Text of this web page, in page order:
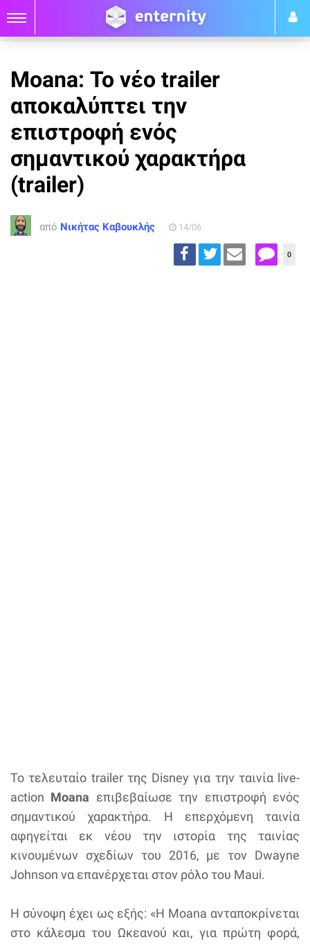
Moana: Το νέο trailer
αποκαλύπτει την
επιστροφή ενός
σημαντικού χαρακτήρα
(trailer)
από Νικήτας Καβουκλής 14/06
0
Το τελευταίο trailer της Disney για την ταινία live-
action Moana επιβεβαίωσε την επιστροφή ενός
σημαντικού χαρακτήρα. Η επερχόμενη ταινία
αφηγείται εκ νέου την ιστορία της ταινίας
κινουμένων σχεδίων του 2016, με τον Dwayne
Johnson να επανέρχεται στον ρόλο του Maui.
Η σύνοψη έχει ως εξής: «Η Moana ανταποκρίνεται
στο κάλεσμα του Ωκεανού και, για πρώτη φορά,